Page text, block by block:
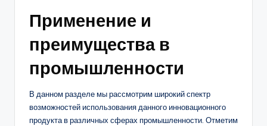
Применение и
преимущества в
промышленности
В данном разделе мы рассмотрим широкий спектр
возможностей использования данного инновационного
продукта в различных сферах промышленности. Отметим